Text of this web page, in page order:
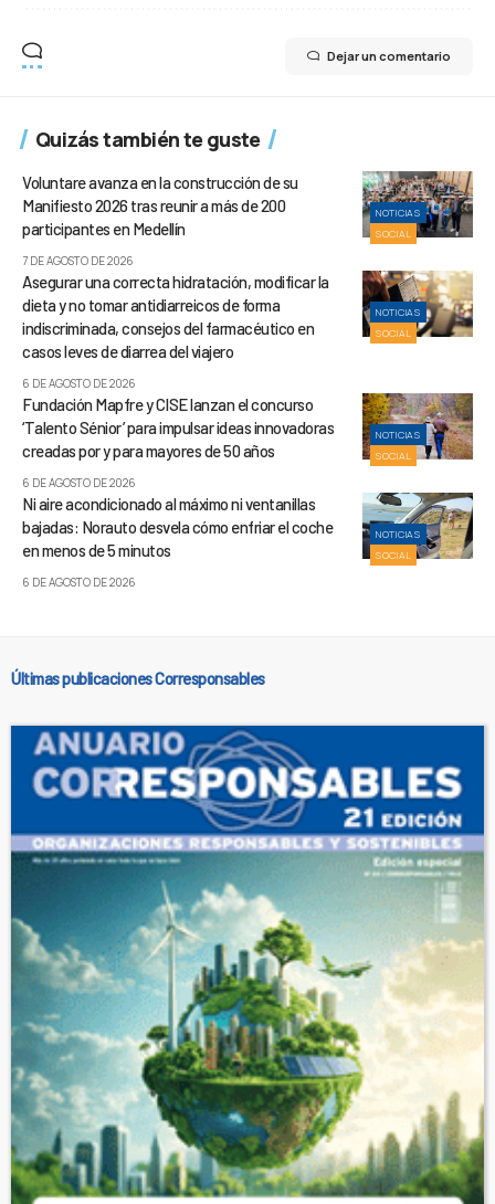
Dejar un comentario
Quizás también te guste
NOTICIAS
SOCIAL
Voluntare avanza en la construcción de su
Manifiesto 2026 tras reunir a más de 200
participantes en Medellín
7 DE AGOSTO DE 2026
NOTICIAS
SOCIAL
Asegurar una correcta hidratación, modificar la
dieta y no tomar antidiarreicos de forma
indiscriminada, consejos del farmacéutico en
casos leves de diarrea del viajero
6 DE AGOSTO DE 2026
NOTICIAS
SOCIAL
Fundación Mapfre y CISE lanzan el concurso
‘Talento Sénior’ para impulsar ideas innovadoras
creadas por y para mayores de 50 años
6 DE AGOSTO DE 2026
NOTICIAS
SOCIAL
Ni aire acondicionado al máximo ni ventanillas
bajadas: Norauto desvela cómo enfriar el coche
en menos de 5 minutos
6 DE AGOSTO DE 2026
Últimas publicaciones Corresponsables